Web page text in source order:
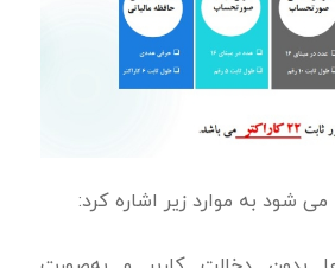
می شود به موارد زیر اشاره كرد: